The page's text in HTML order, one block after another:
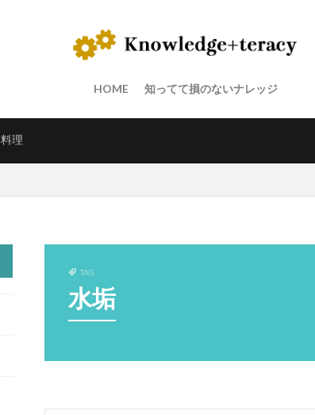
HOME 知ってて損のないナレッジ
料理
TAG
水垢